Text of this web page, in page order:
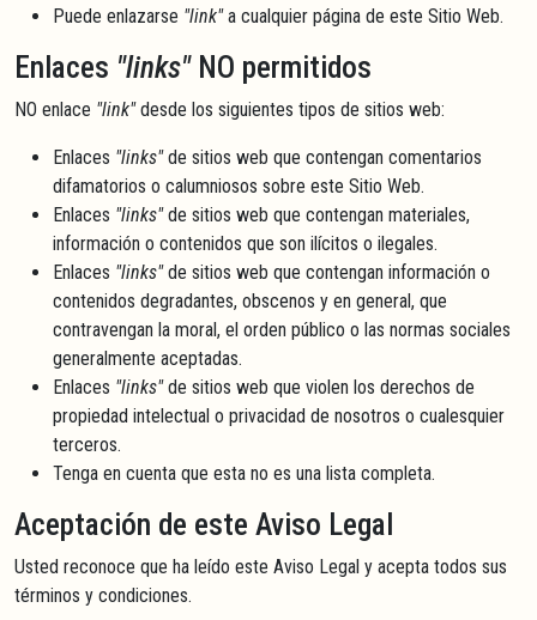
Puede enlazarse "link"a cualquier página de este Sitio Web.
Enlaces "links"NO permitidos
NO enlace "link"desde los siguientes tipos de sitios web:
Enlaces "links"de sitios web que contengan comentarios
difamatorios o calumniosos sobre este Sitio Web.
Enlaces "links"de sitios web que contengan materiales,
información o contenidos que son ilícitos o ilegales.
Enlaces "links"de sitios web que contengan información o
contenidos degradantes, obscenos y en general, que
contravengan la moral, el orden público o las normas sociales
generalmente aceptadas.
Enlaces "links"de sitios web que violen los derechos de
propiedad intelectual o privacidad de nosotros o cualesquier
terceros.
Tenga en cuenta que esta no es una lista completa.
Aceptación de este Aviso Legal
Usted reconoce que ha leído este Aviso Legal y acepta todos sus
términos y condiciones.